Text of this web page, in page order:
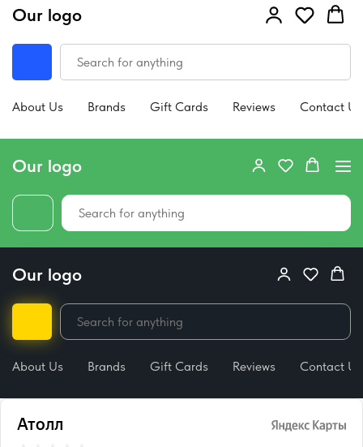
Our logo
About Us Brands Gift Cards Reviews Contact Us
Our logo
Our logo
About Us Brands Gift Cards Reviews Contact Us